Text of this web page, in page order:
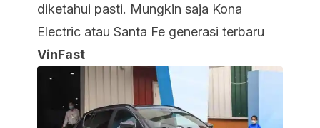
diketahui pasti. Mungkin saja Kona
Electric atau Santa Fe generasi terbaru
VinFast